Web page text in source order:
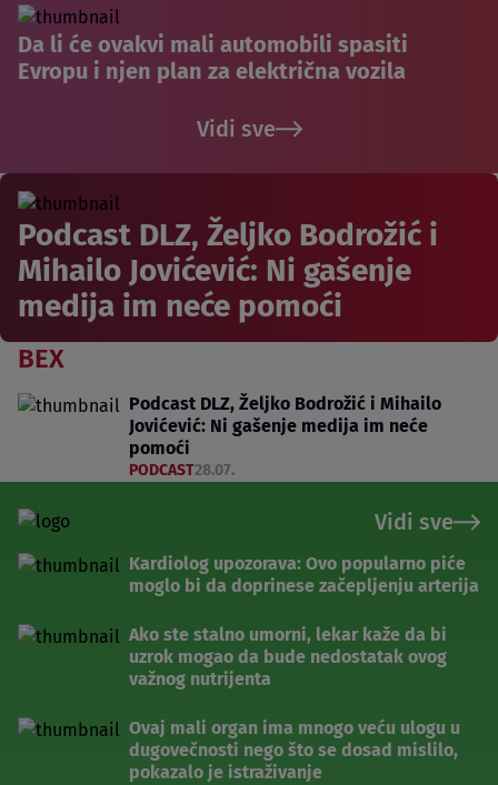
Da li će ovakvi mali automobili spasiti
Evropu i njen plan za električna vozila
Vidi sve
Podcast DLZ, Željko Bodrožić i
Mihailo Jovićević: Ni gašenje
medija im neće pomoći
BEX
Podcast DLZ, Željko Bodrožić i Mihailo
Jovićević: Ni gašenje medija im neće
pomoći
PODCAST28.07.
Vidi sve
Kardiolog upozorava: Ovo popularno piće
moglo bi da doprinese začepljenju arterija
Ako ste stalno umorni, lekar kaže da bi
uzrok mogao da bude nedostatak ovog
važnog nutrijenta
Ovaj mali organ ima mnogo veću ulogu u
dugovečnosti nego što se dosad mislilo,
pokazalo je istraživanje